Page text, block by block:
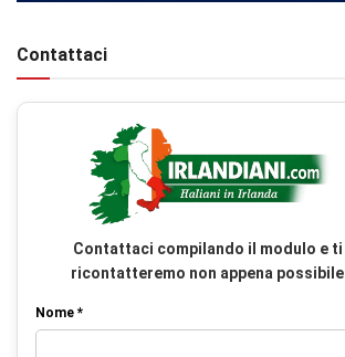
Contattaci
Contattaci compilando il modulo e ti
ricontatteremo non appena possibile
Nome *